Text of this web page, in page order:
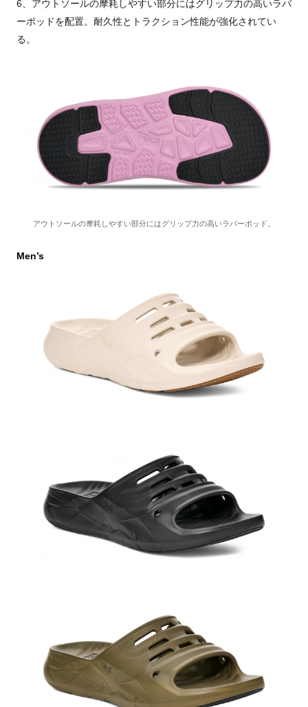
6、アウトソールの摩耗しやすい部分にはグリップ力の高いラバ
ーポッドを配置。耐久性とトラクション性能が強化されてい
る。
アウトソールの摩耗しやすい部分にはグリップ力の高いラバーポッド。
Men’s